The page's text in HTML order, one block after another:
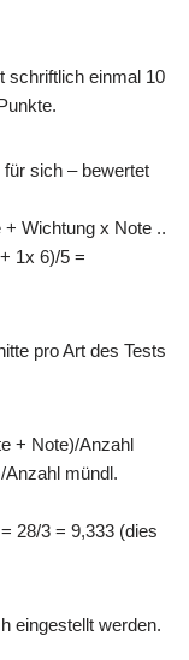
schriftlich einmal 10
sich – bewertet
Wichtung x Note ..
1x 6)/5 =
pro Art des Tests
+ Note)/Anzahl
mündl.
28/3 = 9,333 (dies
eingestellt werden.